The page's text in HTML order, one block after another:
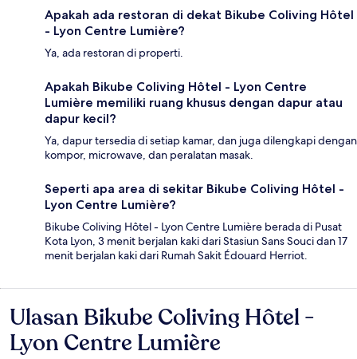
Apakah ada restoran di dekat Bikube Coliving Hôtel
- Lyon Centre Lumière?
Ya, ada restoran di properti.
Apakah Bikube Coliving Hôtel - Lyon Centre
Lumière memiliki ruang khusus dengan dapur atau
dapur kecil?
Ya, dapur tersedia di setiap kamar, dan juga dilengkapi dengan
kompor, microwave, dan peralatan masak.
Seperti apa area di sekitar Bikube Coliving Hôtel -
Lyon Centre Lumière?
Bikube Coliving Hôtel - Lyon Centre Lumière berada di Pusat
Kota Lyon, 3 menit berjalan kaki dari Stasiun Sans Souci dan 17
menit berjalan kaki dari Rumah Sakit Édouard Herriot.
Ulasan
Ulasan Bikube Coliving Hôtel -
Lyon Centre Lumière